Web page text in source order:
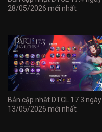
28/05/2026 mới nhất
Bản cập nhật DTCL 17.3 ngày
13/05/2026 mới nhất